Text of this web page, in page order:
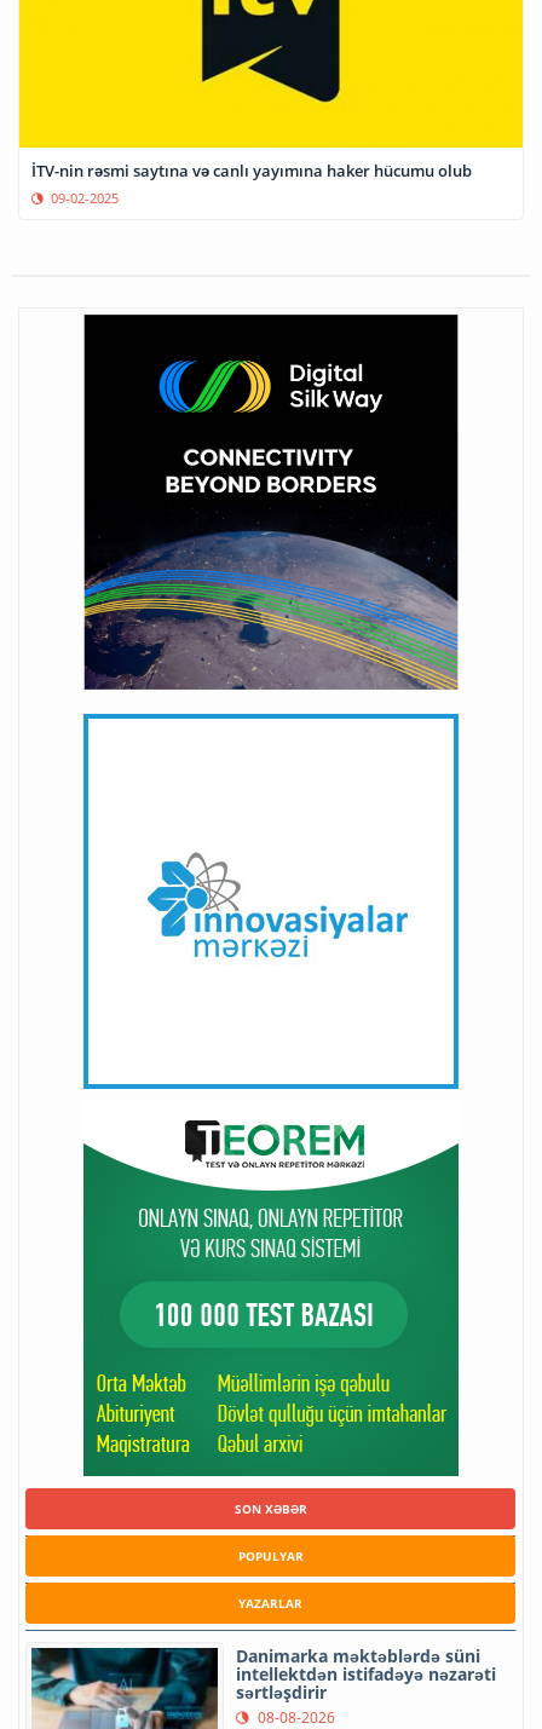
İTV-nin rəsmi saytına və canlı yayımına haker hücumu olub
09-02-2025
SON XƏBƏR
POPULYAR
YAZARLAR
Danimarka məktəblərdə süni
intellektdən istifadəyə nəzarəti
sərtləşdirir
08-08-2026